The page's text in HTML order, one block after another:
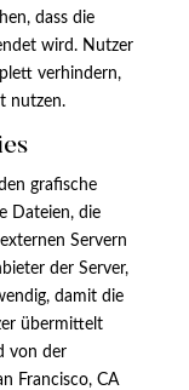
dass die
wird. Nutzer
verhindern,
nutzen.
grafische
Dateien, die
Servern
der Server,
damit die
übermittelt
von der
Francisco, CA